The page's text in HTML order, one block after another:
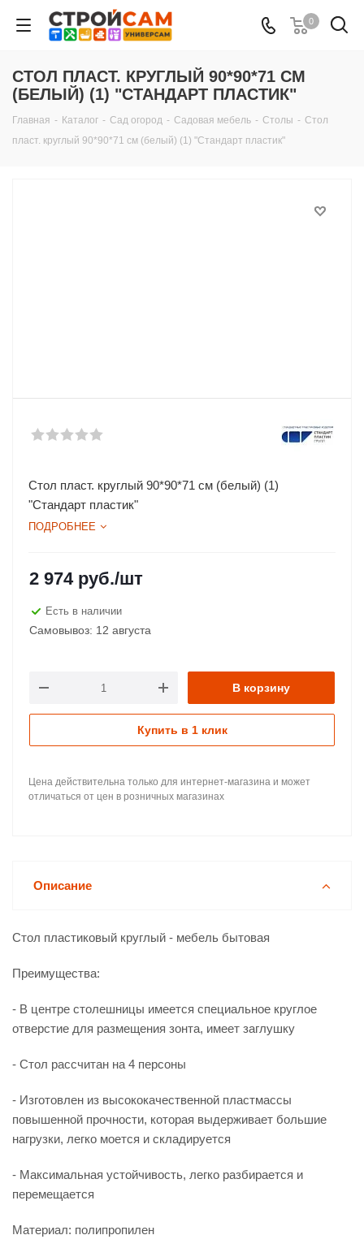
0
СТОЛ ПЛАСТ. КРУГЛЫЙ 90*90*71 СМ
(БЕЛЫЙ) (1) "СТАНДАРТ ПЛАСТИК"
Главная - Каталог - Сад огород - Садовая мебель - Столы - Стол
пласт. круглый 90*90*71 см (белый) (1) "Стандарт пластик"
Стол пласт. круглый 90*90*71 см (белый) (1)
"Стандарт пластик"
ПОДРОБНЕЕ
2 974руб./шт
Есть в наличии
Самовывоз: 12 августа
В корзину
Купить в 1 клик
Цена действительна только для интернет-магазина и может
отличаться от цен в розничных магазинах
Описание
Стол пластиковый круглый - мебель бытовая
Преимущества:
- В центре столешницы имеется специальное круглое
отверстие для размещения зонта, имеет заглушку
- Стол рассчитан на 4 персоны
- Изготовлен из высококачественной пластмассы
повышенной прочности, которая выдерживает большие
нагрузки, легко моется и складируется
- Максимальная устойчивость, легко разбирается и
перемещается
Материал: полипропилен